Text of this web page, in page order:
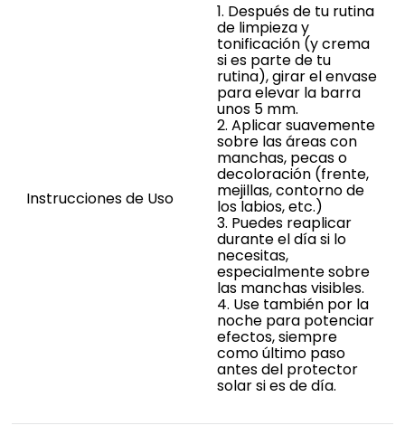
Instrucciones de Uso
1. Después de tu rutina
de limpieza y
tonificación (y crema
si es parte de tu
rutina), girar el envase
para elevar la barra
unos 5 mm.
2. Aplicar suavemente
sobre las áreas con
manchas, pecas o
decoloración (frente,
mejillas, contorno de
los labios, etc.)
3. Puedes reaplicar
durante el día si lo
necesitas,
especialmente sobre
las manchas visibles.
4. Use también por la
noche para potenciar
efectos, siempre
como último paso
antes del protector
solar si es de día.